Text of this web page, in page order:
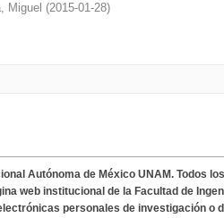
Miguel (2015-01-28)
Autónoma de México UNAM. Todos
web institucional de la Facultad de
personales de investigación o